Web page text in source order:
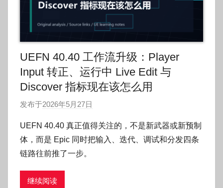
UEFN 40.40 工作流升级：Player
Input 转正、运行中 Live Edit 与
Discover 指标现在该怎么用
发布于2026年5月27日
:
O
UEFN 40.40 真正值得关注的，不是新武器或新预制
体，而是 Epic 同时把输入、迭代、调试和分发四条
链路往前推了一步。
继续阅读